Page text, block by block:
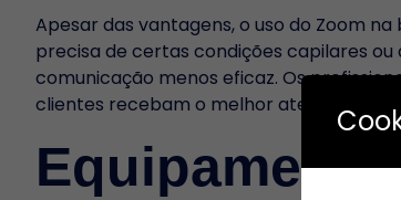
Apesar das vantagens, o uso do Zoom
precisa de certas condições capilares
comunicação menos eficaz. Os
clientes recebam o melhor atendimento